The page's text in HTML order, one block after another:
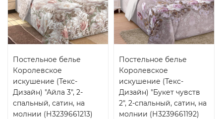
Постельное белье
Королевское
искушение (Текс-
Дизайн) "Айла 3", 2-
спальный, сатин, на
молнии (Н3239661213)
Постельное белье
Королевское
искушение (Текс-
Дизайн) "Букет чувств
2", 2-спальный, сатин, на
молнии (Н3239661192)